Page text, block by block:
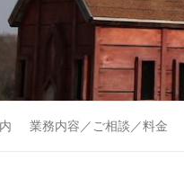
業務内容／ご相談／料金